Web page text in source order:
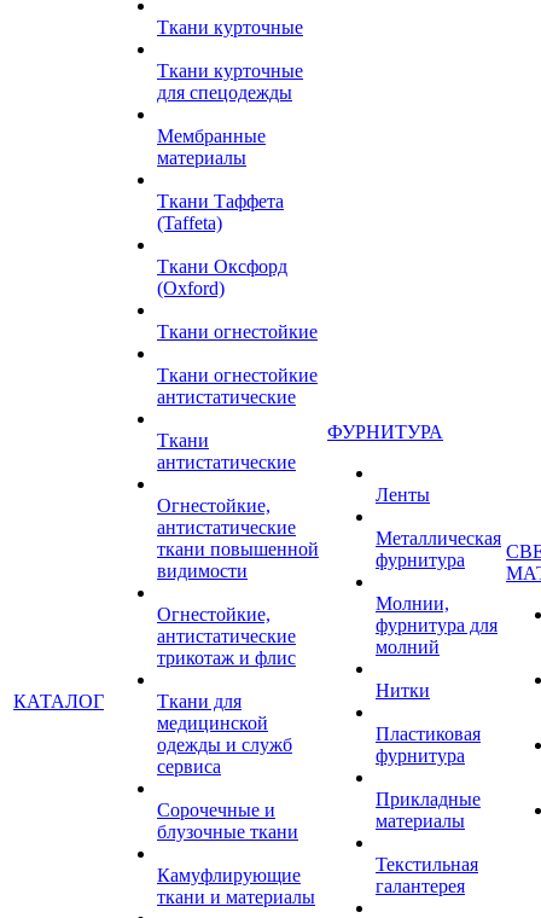
КАТАЛОГ
Ткани курточные
Ткани курточные
для спецодежды
Мембранные
материалы
Ткани Таффета
(Taffeta)
Ткани Оксфорд
(Oxford)
Ткани огнестойкие
Ткани огнестойкие
антистатические
Ткани
антистатические
Огнестойкие,
антистатические
ткани повышенной
видимости
Огнестойкие,
антистатические
трикотаж и флис
Ткани для
медицинской
одежды и служб
сервиса
Сорочечные и
блузочные ткани
Камуфлирующие
ткани и материалы
ФУРНИТУРА
Ленты
Металлическая
фурнитура
Молнии,
фурнитура для
молний
Нитки
Пластиковая
фурнитура
Прикладные
материалы
Текстильная
галантерея